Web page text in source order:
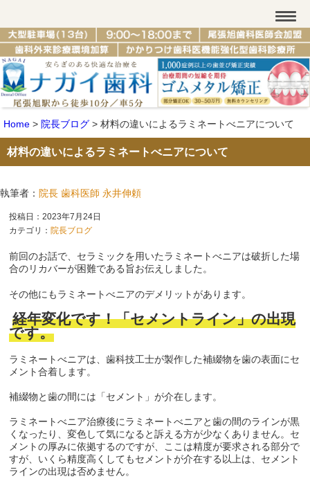
Home > 院長ブログ > 材料の違いによるラミネートべニアについて
材料の違いによるラミネートべニアについて
執筆者： 院長 歯科医師 永井伸頼
投稿日：2023年7月24日
カテゴリ： 院長ブログ
前回のお話で、セラミックを用いたラミネートべニアは破折した場
合のリカバーが困難である旨お伝えしました。
その他にもラミネートべニアのデメリットがあります。
経年変化です！「セメントライン」の出現
です。
ラミネートべニアは、歯科技工士が製作した補綴物を歯の表面にセ
メント合着します。
補綴物と歯の間には「セメント」が介在します。
ラミネートべニア治療後にラミネートべニアと歯の間のラインが黒
くなったり、変色して気になると訴える方が少なくありません。セ
メントの厚みに依拠するのですが、ここは精度が要求される部分で
すが、いくら精度高くしてもセメントが介在する以上は、セメント
ラインの出現は否めません。